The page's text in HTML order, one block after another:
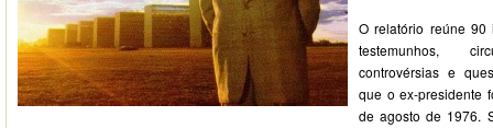
O relatório reúne 90
testemunhos,
controvérsias e
que o ex-presidente
de agosto de 1976.